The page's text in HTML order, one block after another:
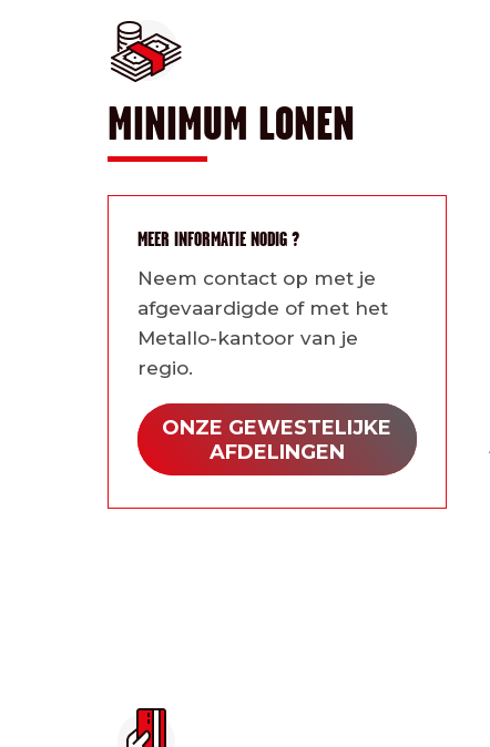
MINIMUM LONEN
MEER INFORMATIE NODIG ?
Neem contact op met je
afgevaardigde of met het
Metallo-kantoor van je
regio.
ONZE GEWESTELIJKE
AFDELINGEN